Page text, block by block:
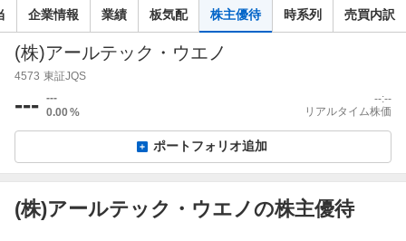
企業情報 業績 板気配 株主優待 時系列 売買内訳
(株)アールテック・ウエノ
4573 東証JQS
--- ---
0.00%
--:--
リアルタイム株価
ポートフォリオ追加
(株)アールテック・ウエノの株主優待